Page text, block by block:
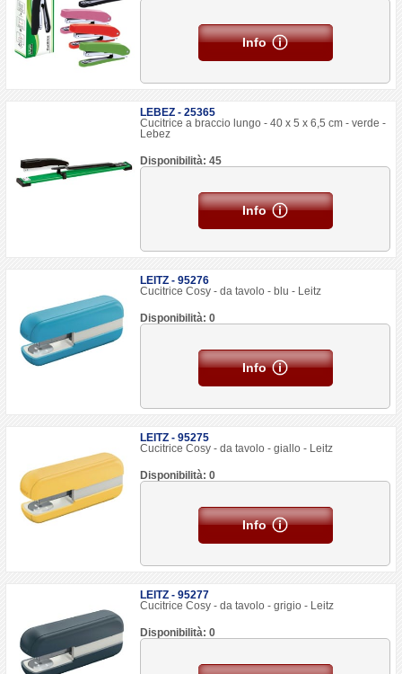
Info
LEBEZ - 25365
Cucitrice a braccio lungo - 40 x 5 x 6,5 cm - verde -
Lebez
Disponibilità: 45
Info
LEITZ - 95276
Cucitrice Cosy - da tavolo - blu - Leitz
Disponibilità: 0
Info
LEITZ - 95275
Cucitrice Cosy - da tavolo - giallo - Leitz
Disponibilità: 0
Info
LEITZ - 95277
Cucitrice Cosy - da tavolo - grigio - Leitz
Disponibilità: 0